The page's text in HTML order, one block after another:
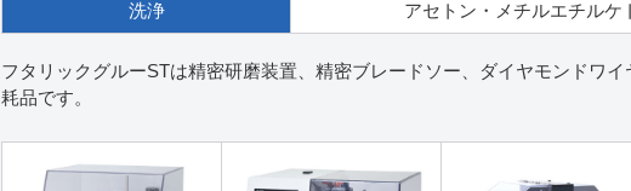
洗浄 アセトン・メチルエチルケ
フタリックグルーSTは精密研磨装置、精密ブレードソー、ダイヤモンドワ
耗品です。